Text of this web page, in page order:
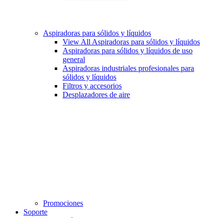
Aspiradoras para sólidos y líquidos
View All Aspiradoras para sólidos y líquidos
Aspiradoras para sólidos y líquidos de uso
general
Aspiradoras industriales profesionales para
sólidos y líquidos
Filtros y accesorios
Desplazadores de aire
Promociones
Soporte